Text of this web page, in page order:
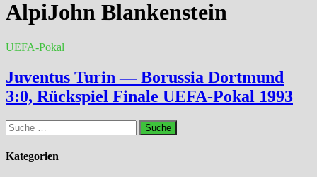
AlpiJohn Blankenstein
UEFA-Pokal
Juventus Turin — Borussia Dortmund
3:0, Rückspiel Finale UEFA-Pokal 1993
Suche
nach:
Kategorien